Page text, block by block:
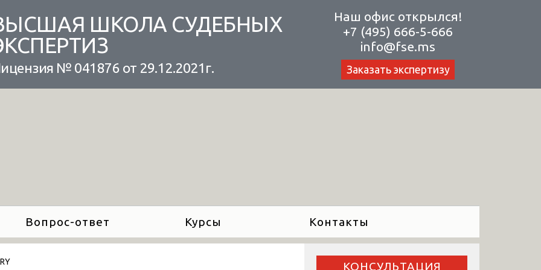
ШКОЛА СУДЕБНЫХ
№ 041876 от 29.12.2021г.
Наш офис открылся!
+7 (495) 666-5-666
info@fse.ms
Заказать экспертизу
Вопрос-ответ Курсы Контакты
КОНСУЛЬТАЦИЯ